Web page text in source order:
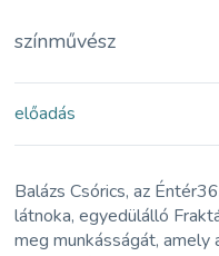
színművész
előadás
Balázs Csórics, az
látnoka, egyedülálló
meg munkásságát,